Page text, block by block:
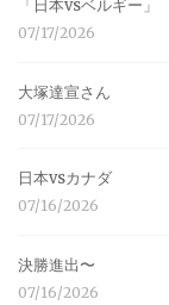
「日本vsベルギー」
07/17/2026
大塚達宣さん
07/17/2026
日本vsカナダ
07/16/2026
決勝進出〜
07/16/2026